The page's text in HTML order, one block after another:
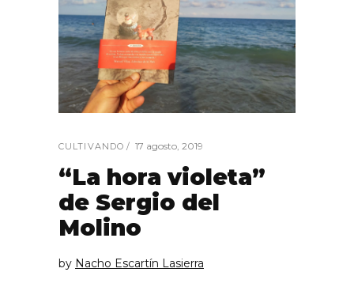
CULTIVANDO 17 agosto, 2019
“La hora violeta”
de Sergio del
Molino
by Nacho Escartín Lasierra